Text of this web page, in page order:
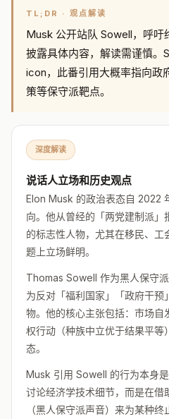
TL;DR · 观点解读
Musk 公开站队 Sowell，呼
披露具体内容，解读需谨慎。
icon，此番引用大概率指向政
策等保守派靶点。
深度解读
说话人立场和历史观点
Elon Musk 的政治表态自 2022
向。他从曾经的「两党建制派」
的标志性人物，尤其在移民、工
题上立场鲜明。
Thomas Sowell 作为黑人保守
为反对「福利国家」「政府干预
物。他的核心主张包括：市场自
权行动（种族中立优于结果平等
态。
Musk 引用 Sowell 的行为本身
讨论经济学技术细节，而是在借
（黑人保守派声音）来为某种